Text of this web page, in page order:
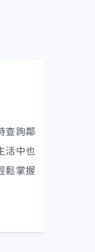
查詢鄰
活中也
鬆掌握